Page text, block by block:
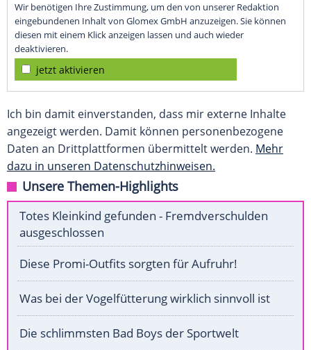
Wir benötigen Ihre Zustimmung, um den von unserer Redaktion
eingebundenen Inhalt von Glomex GmbH anzuzeigen. Sie können
diesen mit einem Klick anzeigen lassen und auch wieder
deaktivieren.
jetzt aktivieren
Ich bin damit einverstanden, dass mir externe Inhalte
angezeigt werden. Damit können personenbezogene
Daten an Drittplattformen übermittelt werden. Mehr
dazu in unseren Datenschutzhinweisen.
Unsere Themen-Highlights
Totes Kleinkind gefunden - Fremdverschulden
ausgeschlossen
Diese Promi-Outfits sorgten für Aufruhr!
Was bei der Vogelfütterung wirklich sinnvoll ist
Die schlimmsten Bad Boys der Sportwelt